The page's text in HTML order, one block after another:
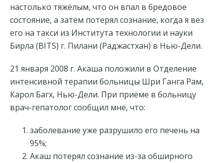
настолько тяжёлым, что он впал в бредовое
состояние, а затем потерял сознание, когда я вёз
его на такси из Института технологии и науки
Бирла (BITS) г. Пилани (Раджастхан) в Нью-Дели.
21 января 2008 г. Акаша положили в Отделение
интенсивной терапии больницы Шри Ганга Рам,
Карол Багх, Нью-Дели. При приёме в больницу
врач-гепатолог сообщил мне, что:
заболевание уже разрушило его печень на
95%;
Акаш потерял сознание из-за обширного